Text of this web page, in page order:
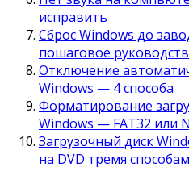
исправить
Сброс Windows до
пошаговое
Отключение
Windows — 4 способа
Форматирование
Windows — FAT32 или
Загрузочный диск
на DVD тремя